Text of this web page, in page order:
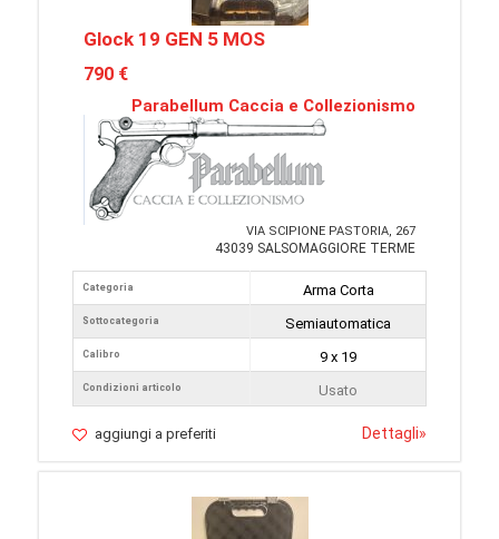
Glock 19 GEN 5 MOS
790 €
Parabellum Caccia e Collezionismo
VIA SCIPIONE PASTORIA, 267
43039 SALSOMAGGIORE TERME
Categoria
Sottocategoria
Calibro
Condizioni articolo
Arma Corta
Semiautomatica
9 x 19
Usato
aggiungi a preferiti Dettagli»